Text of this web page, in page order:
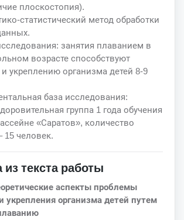
плоскостопия).
статистический метод обработки
занятия плаванием в
возрасте способствуют
укреплению организма детей 8-9
база исследования:
группа 1 года обучения
«Саратов», количество
15 человек.
текста работы
аспекты проблемы
укрепления организма детей путем